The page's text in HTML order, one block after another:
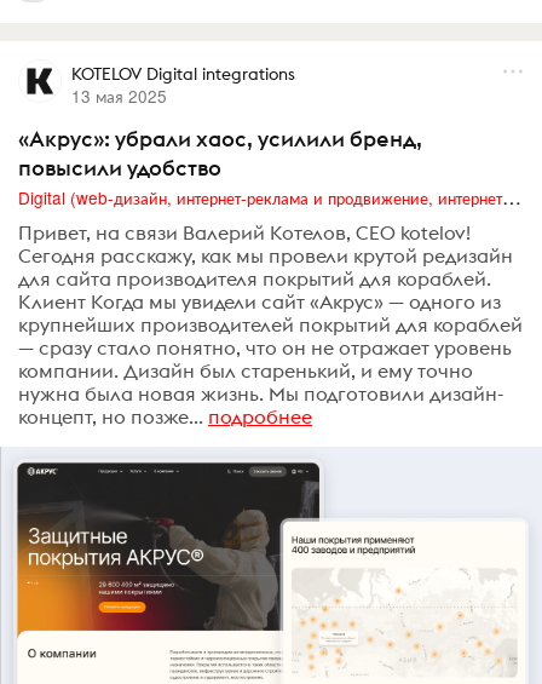
KOTELOV Digital integrations
13 мая 2025
«Акрус»: убрали хаос, усилили бренд,
повысили удобство
Digital (web-дизайн, интернет-реклама и продвижение, интернет-сообщества и блоги, интернет-коммуникации, мобильный маркетинг, реклама на цифровых экранах)
Привет, на связи Валерий Котелов, CEO kotelov!
Сегодня расскажу, как мы провели крутой редизайн
для сайта производителя покрытий для кораблей.
Клиент Когда мы увидели сайт «Акрус» — одного из
крупнейших производителей покрытий для кораблей
— сразу стало понятно, что он не отражает уровень
компании. Дизайн был старенький, и ему точно
нужна была новая жизнь. Мы подготовили дизайн-
концепт, но позже... подробнее